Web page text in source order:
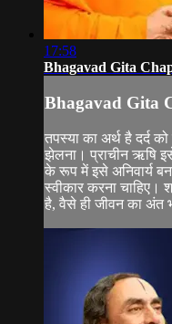
17:58
Bhagavad Gita
Bhagavad Gita
तपस्या का अर्थ है दर्द
झेलना। प्राचीन ऋषि
के रूप में इसे अनिवार्य
स्वीकार करना चाहिए।
है, वैसे ही जीवन का अंत